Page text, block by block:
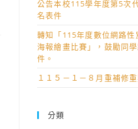
公告本校115學年度第5次
名表件
轉知「115年度數位網路
海報繪畫比賽」，鼓勵同
件。
１１５－１－８月重補修
分類